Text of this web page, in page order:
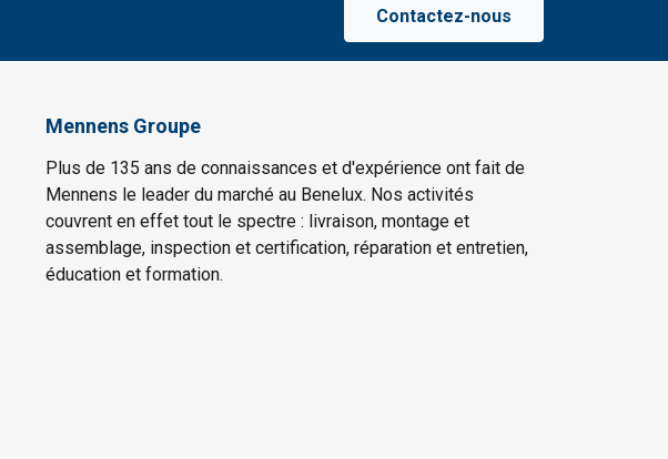
Contactez-nous
Mennens Groupe
Plus de 135 ans de connaissances et d'expérience ont fait de
Mennens le leader du marché au Benelux. Nos activités
couvrent en effet tout le spectre : livraison, montage et
assemblage, inspection et certification, réparation et entretien,
éducation et formation.